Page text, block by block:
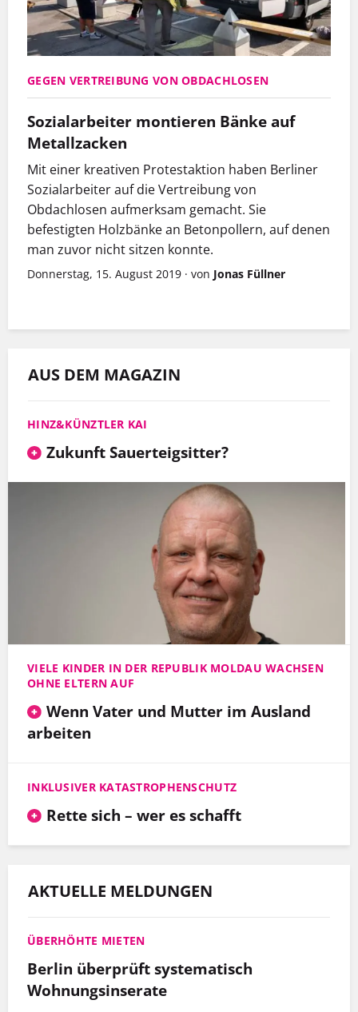
GEGEN VERTREIBUNG VON OBDACHLOSEN
Sozialarbeiter montieren Bänke auf
Metallzacken
Mit einer kreativen Protestaktion haben Berliner
Sozialarbeiter auf die Vertreibung von
Obdachlosen aufmerksam gemacht. Sie
befestigten Holzbänke an Betonpollern, auf denen
man zuvor nicht sitzen konnte.
Donnerstag, 15. August 2019 · von Jonas Füllner
AUS DEM MAGAZIN
HINZ&KÜNZTLER KAI
Zukunft Sauerteigsitter?
VIELE KINDER IN DER REPUBLIK MOLDAU WACHSEN
OHNE ELTERN AUF
Wenn Vater und Mutter im Ausland
arbeiten
INKLUSIVER KATASTROPHENSCHUTZ
Rette sich – wer es schafft
AKTUELLE MELDUNGEN
ÜBERHÖHTE MIETEN
Berlin überprüft systematisch
Wohnungsinserate